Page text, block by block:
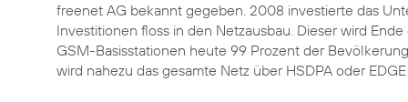
freenet AG bekannt gegeben. 2008 investierte das
Investitionen floss in den Netzausbau. Dieser wird
GSM-Basisstationen heute 99 Prozent der
wird nahezu das gesamte Netz über HSDPA oder